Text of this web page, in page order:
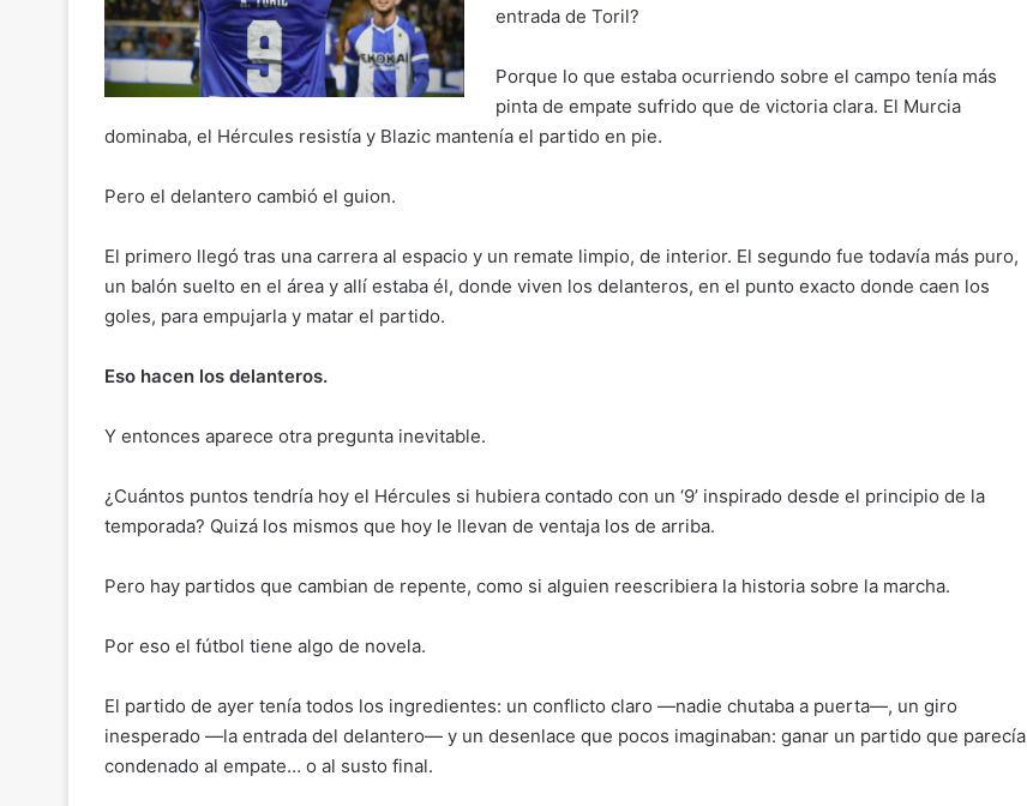
entrada de Toril?
Porque lo que estaba ocurriendo sobre el campo tenía más
pinta de empate sufrido que de victoria clara. El Murcia
dominaba, el Hércules resistía y Blazic mantenía el partido en pie.
Pero el delantero cambió el guion.
El primero llegó tras una carrera al espacio y un remate limpio, de interior. El segundo fue todavía más puro,
un balón suelto en el área y allí estaba él, donde viven los delanteros, en el punto exacto donde caen los
goles, para empujarla y matar el partido.
Eso hacen los delanteros.
Y entonces aparece otra pregunta inevitable.
¿Cuántos puntos tendría hoy el Hércules si hubiera contado con un ‘9’ inspirado desde el principio de la
temporada? Quizá los mismos que hoy le llevan de ventaja los de arriba.
Pero hay partidos que cambian de repente, como si alguien reescribiera la historia sobre la marcha.
Por eso el fútbol tiene algo de novela.
El partido de ayer tenía todos los ingredientes: un conflicto claro —nadie chutaba a puerta—, un giro
inesperado —la entrada del delantero— y un desenlace que pocos imaginaban: ganar un partido que parecía
condenado al empate… o al susto final.